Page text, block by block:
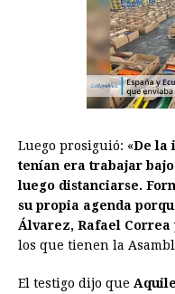
Luego prosiguió: «De la
tenían era trabajar
luego distanciarse.
su propia agenda
Álvarez, Rafael Correa
los que tienen la
El testigo dijo que